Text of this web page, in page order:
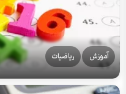
آموزش ریاضیات